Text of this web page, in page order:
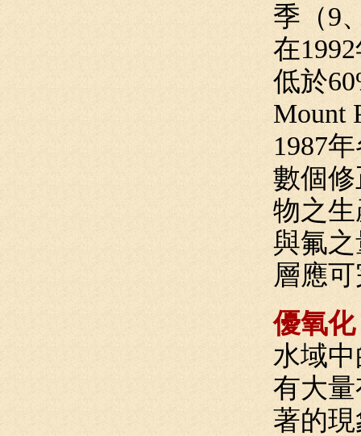
季（9
在
低於
Mount
1987
數個
物之
與氟
層應
優氧
水域
有大
著的